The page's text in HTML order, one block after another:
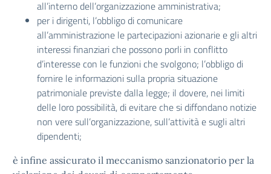
all’interno dell’organizzazione amministrativa;
per i dirigenti, l’obbligo di comunicare
all’amministrazione le partecipazioni azionarie e gli altri
interessi finanziari che possono porli in conflitto
d’interesse con le funzioni che svolgono; l’obbligo di
fornire le informazioni sulla propria situazione
patrimoniale previste dalla legge; il dovere, nei limiti
delle loro possibilità, di evitare che si diffondano notizie
non vere sull’organizzazione, sull’attività e sugli altri
dipendenti;
è infine assicurato il meccanismo sanzionatorio per la